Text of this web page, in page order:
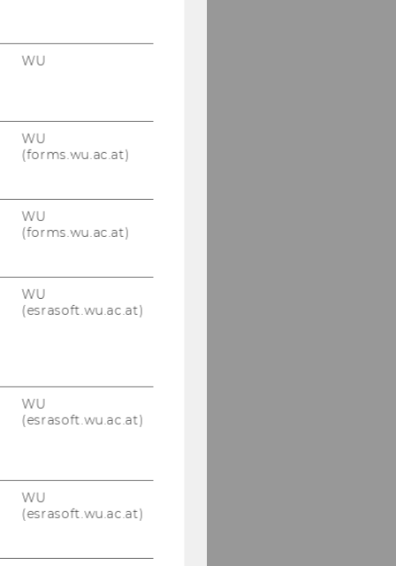
WU
WU
(forms.wu.ac.at)
WU
(forms.wu.ac.at)
WU
(esrasoft.wu.ac.at)
WU
(esrasoft.wu.ac.at)
WU
(esrasoft.wu.ac.at)